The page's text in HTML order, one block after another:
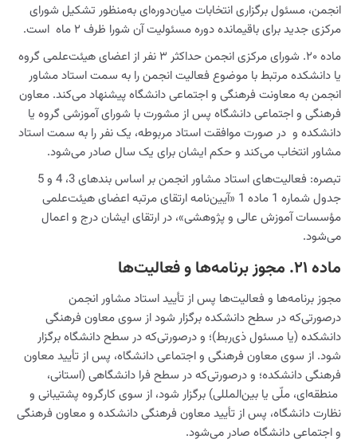
انجمن، مسئول برگزاری انتخابات میان‌دوره‌ای به‌منظور تشکیل شورای
مرکزی جدید برای باقیمانده دوره مسئولیت آن شورا ظرف ۲ ماه است.
ماده ۲۰. شورای مرکزی انجمن حداکثر ۳ نفر از اعضای هیئت‌علمی گروه
یا دانشکده مرتبط با موضوع فعالیت انجمن را به سمت استاد مشاور
انجمن به معاونت فرهنگی و اجتماعی دانشگاه پیشنهاد می‌کند. معاون
فرهنگی و اجتماعی دانشگاه پس از مشورت با شورای آموزشی گروه یا
دانشکده و در صورت موافقت استاد مربوطه، یک نفر را به سمت استاد
مشاور انتخاب می‌کند و حکم ایشان برای یک سال صادر می‌شود.
تبصره: فعالیت‌های استاد مشاور انجمن بر اساس بندهای 3، 4 و 5
جدول شماره 1 ماده 1 «آیین‌نامه ارتقای مرتبه اعضای هیئت‌علمی
مؤسسات آموزش عالی و پژوهشی»، در ارتقای ایشان درج و اعمال
می‌شود.
ماده ۲۱. مجوز برنامه‌ها و فعالیت‌ها
مجوز برنامه‌ها و فعالیت‌ها پس از تأیید استاد مشاور انجمن
درصورتی‌که در سطح دانشکده برگزار شود از سوی معاون فرهنگی
دانشکده (یا مسئول ذی‌ربط)؛ و درصورتی‌که در سطح دانشگاه برگزار
شود. از سوی معاون فرهنگی و اجتماعی دانشگاه، پس از تأیید معاون
فرهنگی دانشکده؛ و درصورتی‌که در سطح فرا دانشگاهی (استانی،
منطقه‌ای، ملّی یا بین‌المللی) برگزار شود، از سوی کارگروه پشتیبانی و
نظارت دانشگاه، پس از تأیید معاون فرهنگی دانشکده و معاون فرهنگی
و اجتماعی دانشگاه صادر می‌شود.